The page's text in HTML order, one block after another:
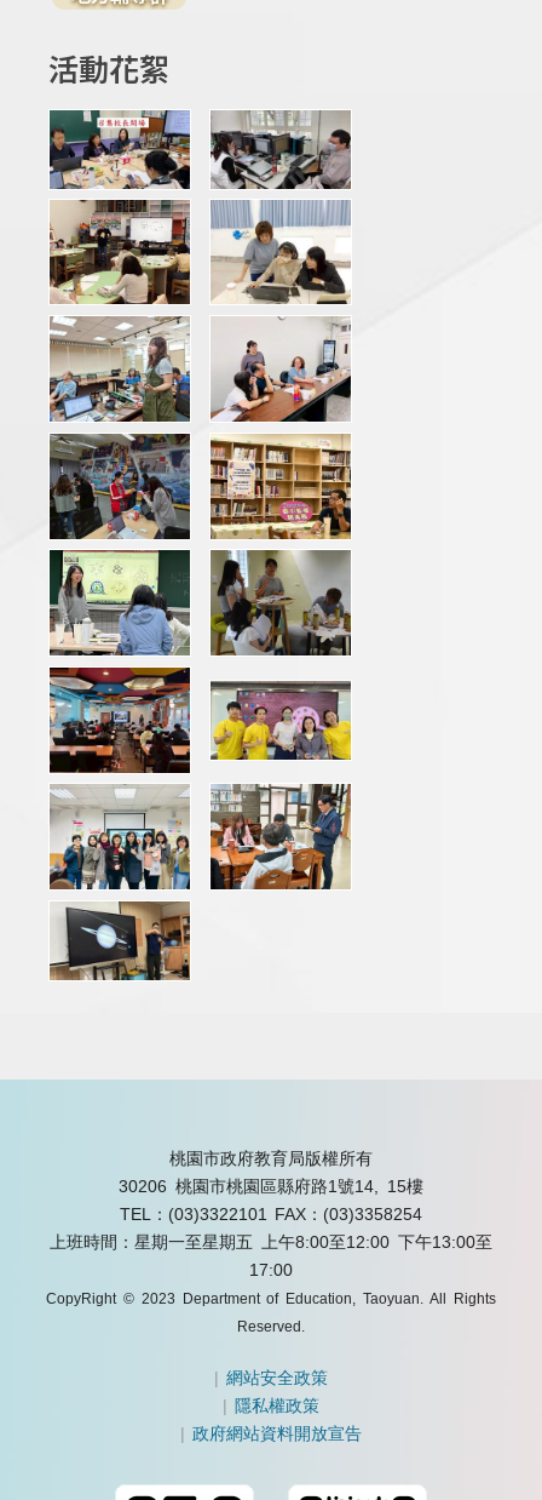
活動花絮
桃園市政府教育局版權所有
30206 桃園市桃園區縣府路1號14, 15樓
TEL：(03)3322101
FAX：(03)3358254
上班時間：星期一至星期五 上午8:00至12:00 下午13:00至
17:00
CopyRight © 2023 Department of Education, Taoyuan. All Rights
Reserved.
|網站安全政策
|隱私權政策
|政府網站資料開放宣告